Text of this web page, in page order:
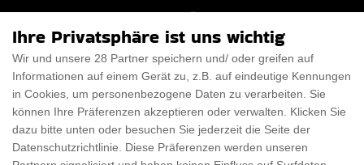
Für Haustiere
ThanksGiving
Rabattcode
Trendiger Rabattcode
Black Friday
Ihre Privatsphäre ist uns wichtig
Wir und unsere 28 Partner speichern und/ oder greifen auf
Informationen auf einem Gerät zu, z.B. auf eindeutige Kennungen
in Cookies, um personenbezogene Daten zu verarbeiten. Sie
können Ihre Präferenzen akzeptieren oder verwalten. Klicken Sie
dazu bitte unten oder besuchen Sie jederzeit die Seite der
Datenschutzrichtlinie. Diese Präferenzen werden unseren